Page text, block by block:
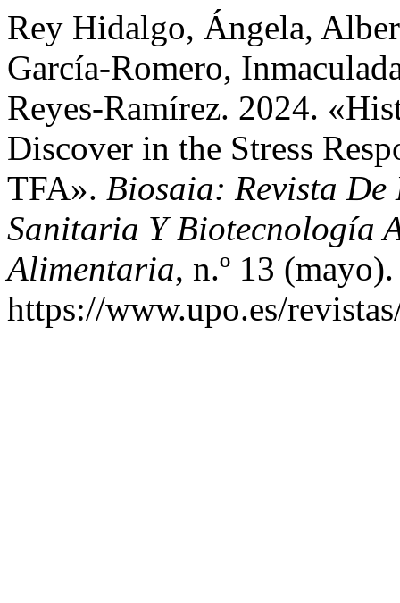
Rey Hidalgo, Ángela,
García-Romero,
Reyes-Ramírez. 2024.
Discover in the Stress
TFA». Biosaia: Revista De
Sanitaria Y Biotecnología
Alimentaria, n.º 13 (mayo).
https://www.upo.es/